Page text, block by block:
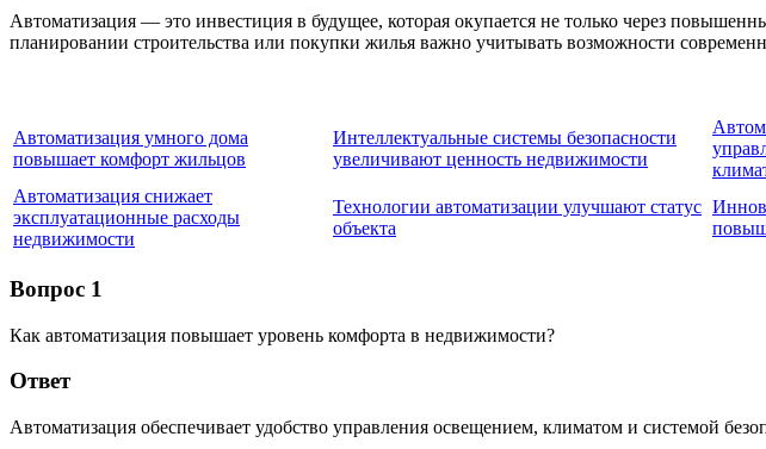
Автоматизация — это инвестиция в будущее, которая окупается не только через
планировании строительства или покупки жилья важно учитывать возможности
Автоматизация умного дома
повышает комфорт жильцов
Интеллектуальные системы безопасности
увеличивают ценность недвижимости
Автоматизация снижает
эксплуатационные расходы
недвижимости
Технологии автоматизации улучшают статус
объекта
Вопрос 1
Как автоматизация повышает уровень комфорта в недвижимости?
Ответ
Автоматизация обеспечивает удобство управления освещением, климатом и системой